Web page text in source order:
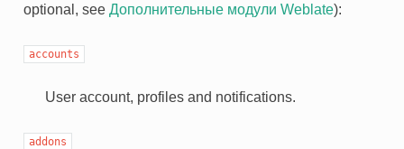
optional, see Дополнительные модули Weblate):
accounts
User account, profiles and notifications.
addons